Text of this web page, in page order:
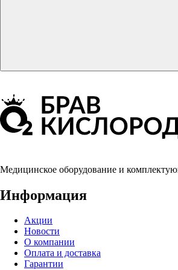
Медицинское оборудование и
Информация
Акции
Новости
О компании
Оплата и доставка
Гарантии